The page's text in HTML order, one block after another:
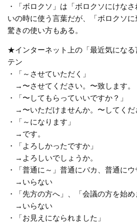
・「ボロクソ」は「ボロクソにけな
いの時に使う言葉だが、「ボロクソ
驚きの使い方もある。
★インターネット上の「最近気になる
テン
・「～させていただく」
→〜させてください。〜致します。
・「〜してもらっていいですか？」
→〜いただけませんか。〜してくだ
・「～になります」
→です。
・「よろしかったですか」
→よろしいでしょうか。
・「普通に～」普通にバカ、普通にウ
→いらない
・「先方の方へ」、「会議の方を始め
→いらない
・「お見えになられました」